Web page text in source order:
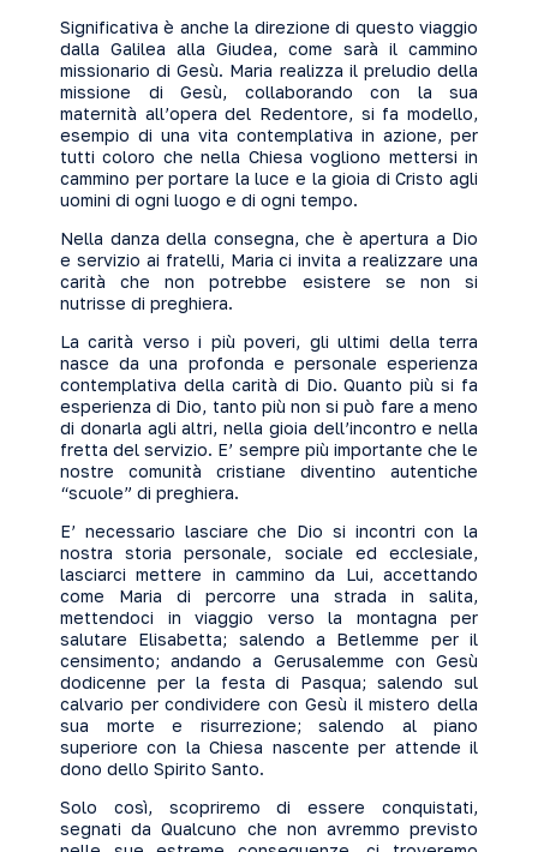
Significativa è anche la direzione di questo viaggio
dalla Galilea alla Giudea, come sarà il cammino
missionario di Gesù. Maria realizza il preludio della
missione di Gesù, collaborando con la sua
maternità all’opera del Redentore, si fa modello,
esempio di una vita contemplativa in azione, per
tutti coloro che nella Chiesa vogliono mettersi in
cammino per portare la luce e la gioia di Cristo agli
uomini di ogni luogo e di ogni tempo.
Nella danza della consegna, che è apertura a Dio
e servizio ai fratelli, Maria ci invita a realizzare una
carità che non potrebbe esistere se non si
nutrisse di preghiera.
La carità verso i più poveri, gli ultimi della terra
nasce da una profonda e personale esperienza
contemplativa della carità di Dio. Quanto più si fa
esperienza di Dio, tanto più non si può fare a meno
di donarla agli altri, nella gioia dell’incontro e nella
fretta del servizio. E’ sempre più importante che le
nostre comunità cristiane diventino autentiche
“scuole” di preghiera.
E’ necessario lasciare che Dio si incontri con la
nostra storia personale, sociale ed ecclesiale,
lasciarci mettere in cammino da Lui, accettando
come Maria di percorre una strada in salita,
mettendoci in viaggio verso la montagna per
salutare Elisabetta; salendo a Betlemme per il
censimento; andando a Gerusalemme con Gesù
dodicenne per la festa di Pasqua; salendo sul
calvario per condividere con Gesù il mistero della
sua morte e risurrezione; salendo al piano
superiore con la Chiesa nascente per attende il
dono dello Spirito Santo.
Solo così, scopriremo di essere conquistati,
segnati da Qualcuno che non avremmo previsto